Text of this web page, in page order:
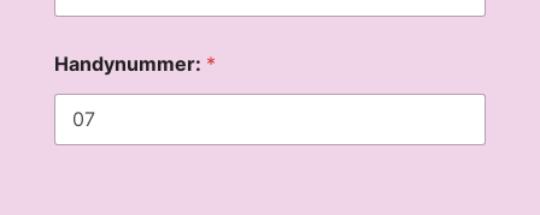
Handynummer: *